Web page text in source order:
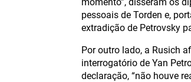
pessoais de Torden e,
extradição de Petrovsky
Por outro lado, a Rusich
interrogatório de Yan
declaração, “não houve